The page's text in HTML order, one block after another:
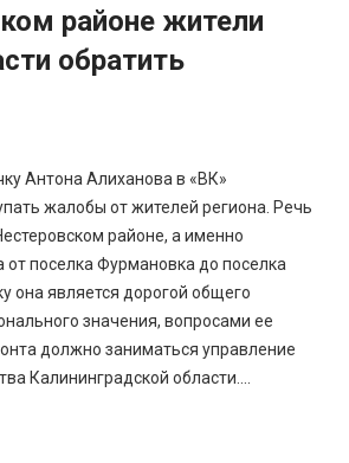
районе жители
обратить
Антона Алиханова в «ВК»
жалобы от жителей региона. Речь
районе, а именно
от поселка Фурмановка до поселка
она является дорогой общего
значения, вопросами ее
должно заниматься управление
Калининградской области....